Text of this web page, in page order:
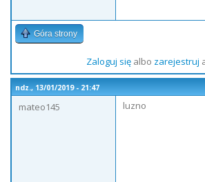
Góra strony
Zaloguj sięalbo zarejestruj
ndz., 13/01/2019 - 21:47
mateo145
luzno